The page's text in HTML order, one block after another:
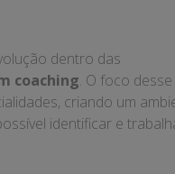
dentro das
coaching. O foco desse
criando um
identificar e